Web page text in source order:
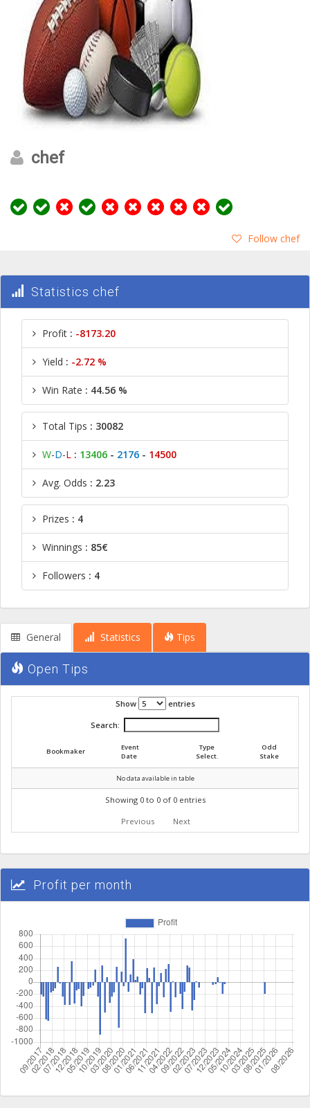
chef
Follow chef
Statistics chef
Profit : -8173.20
Yield : -2.72 %
Win Rate : 44.56 %
Total Tips : 30082
W-D-L : 13406 - 2176 - 14500
Avg. Odds : 2.23
Prizes : 4
Winnings : 85€
Followers : 4
General Statistics Tips
Open Tips
Show entries
Search:
Bookmaker
Event
Date
Type
Select.
Odd
Stake
No data available in table
Showing 0 to 0 of 0 entries
Previous Next
Profit per month